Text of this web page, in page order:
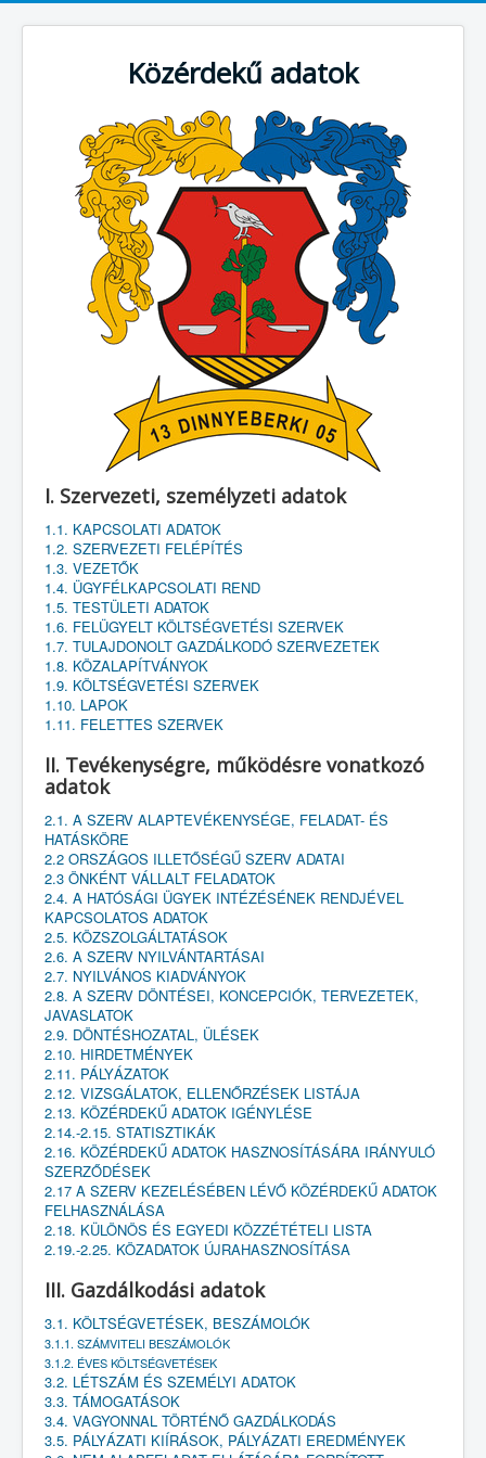
Közérdekű adatok
I. Szervezeti, személyzeti adatok
1.1. KAPCSOLATI ADATOK
1.2. SZERVEZETI FELÉPÍTÉS
1.3. VEZETŐK
1.4. ÜGYFÉLKAPCSOLATI REND
1.5. TESTÜLETI ADATOK
1.6. FELÜGYELT KÖLTSÉGVETÉSI SZERVEK
1.7. TULAJDONOLT GAZDÁLKODÓ SZERVEZETEK
1.8. KÖZALAPÍTVÁNYOK
1.9. KÖLTSÉGVETÉSI SZERVEK
1.10. LAPOK
1.11. FELETTES SZERVEK
II. Tevékenységre, működésre vonatkozó
adatok
2.1. A SZERV ALAPTEVÉKENYSÉGE, FELADAT- ÉS
HATÁSKÖRE
2.2 ORSZÁGOS ILLETŐSÉGŰ SZERV ADATAI
2.3 ÖNKÉNT VÁLLALT FELADATOK
2.4. A HATÓSÁGI ÜGYEK INTÉZÉSÉNEK RENDJÉVEL
KAPCSOLATOS ADATOK
2.5. KÖZSZOLGÁLTATÁSOK
2.6. A SZERV NYILVÁNTARTÁSAI
2.7. NYILVÁNOS KIADVÁNYOK
2.8. A SZERV DÖNTÉSEI, KONCEPCIÓK, TERVEZETEK,
JAVASLATOK
2.9. DÖNTÉSHOZATAL, ÜLÉSEK
2.10. HIRDETMÉNYEK
2.11. PÁLYÁZATOK
2.12. VIZSGÁLATOK, ELLENŐRZÉSEK LISTÁJA
2.13. KÖZÉRDEKŰ ADATOK IGÉNYLÉSE
2.14.-2.15. STATISZTIKÁK
2.16. KÖZÉRDEKŰ ADATOK HASZNOSÍTÁSÁRA IRÁNYULÓ
SZERZŐDÉSEK
2.17 A SZERV KEZELÉSÉBEN LÉVŐ KÖZÉRDEKŰ ADATOK
FELHASZNÁLÁSA
2.18. KÜLÖNÖS ÉS EGYEDI KÖZZÉTÉTELI LISTA
2.19.-2.25. KÖZADATOK ÚJRAHASZNOSÍTÁSA
III. Gazdálkodási adatok
3.1. KÖLTSÉGVETÉSEK, BESZÁMOLÓK
3.1.1. SZÁMVITELI BESZÁMOLÓK
3.1.2. ÉVES KÖLTSÉGVETÉSEK
3.2. LÉTSZÁM ÉS SZEMÉLYI ADATOK
3.3. TÁMOGATÁSOK
3.4. VAGYONNAL TÖRTÉNŐ GAZDÁLKODÁS
3.5. PÁLYÁZATI KIÍRÁSOK, PÁLYÁZATI EREDMÉNYEK